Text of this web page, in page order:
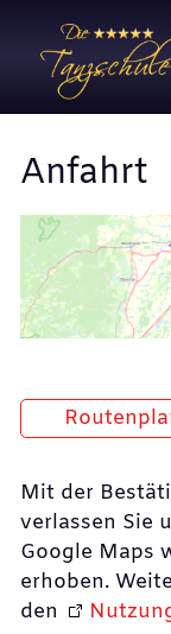
Anfahrt
Mit der
verlassen Sie
Google Maps
erhoben.
den